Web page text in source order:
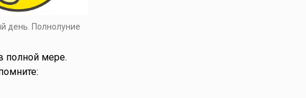
день. Полнолуние
полной мере.